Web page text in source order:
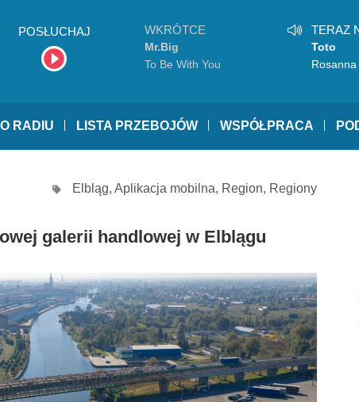
POSŁUCHAJ WKRÓTCE
Mr.Big
To Be With You
TERAZ
Toto
Rosanna
O RADIU LISTA PRZEBOJÓW WSPÓŁPRACA
Elbląg, Aplikacja mobilna, Region, Regiony
galerii handlowej w Elblągu